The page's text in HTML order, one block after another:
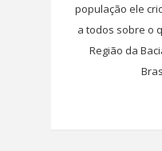
população ele
a todos sobre o
Região da